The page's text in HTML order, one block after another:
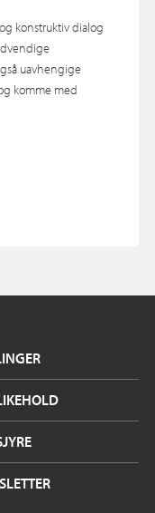
konstruktiv dialog
uavhengige
komme med